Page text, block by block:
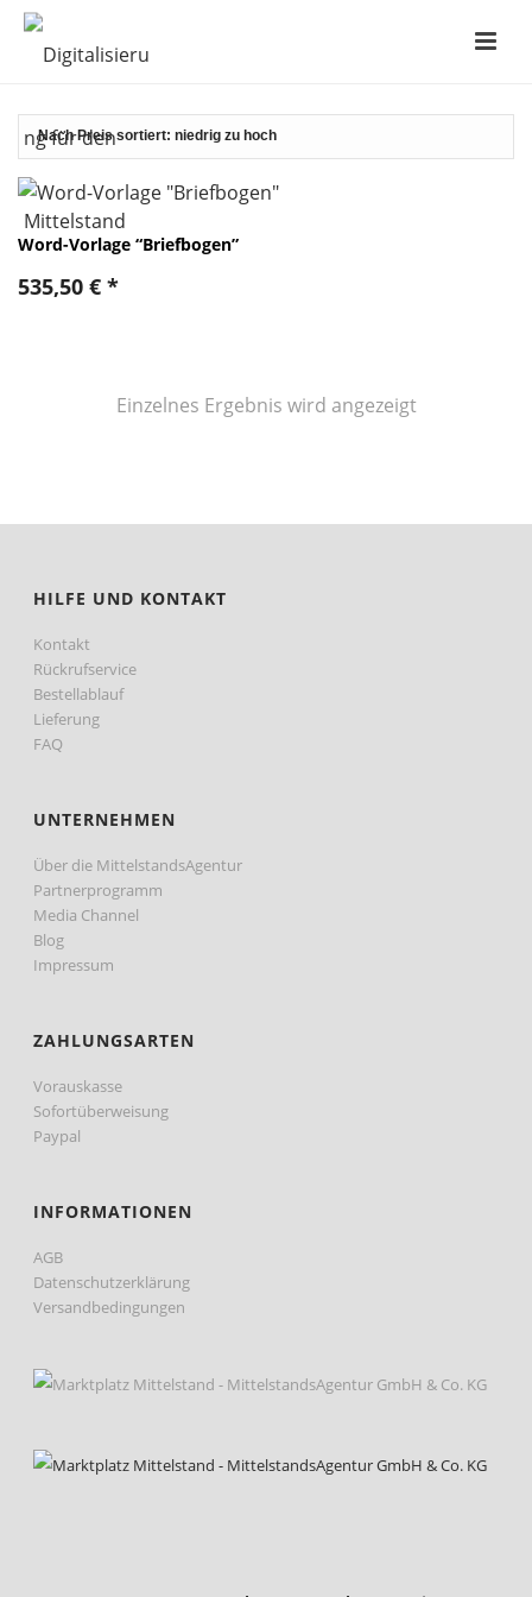
Word-Vorlage “Briefbogen”
535,50 € *
Einzelnes Ergebnis wird angezeigt
HILFE UND KONTAKT
Kontakt
Rückrufservice
Bestellablauf
Lieferung
FAQ
UNTERNEHMEN
Über die MittelstandsAgentur
Partnerprogramm
Media Channel
Blog
Impressum
ZAHLUNGSARTEN
Vorauskasse
Sofortüberweisung
Paypal
INFORMATIONEN
AGB
Datenschutzerklärung
Versandbedingungen